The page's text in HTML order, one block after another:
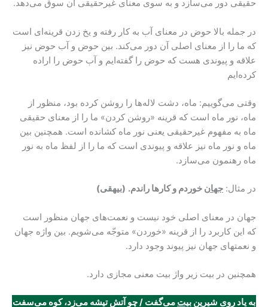
حقیقی دور می‌سازد و به سوی معنای غیرحقیقی آن سوق می‌دهد.
در جمله بالا حوض در معنای آب به کار رفته و یخ زدن قرینه‌ای است
که ما را از معنای اصلی آن دور می‌کند. بین حوض و آب حوض نیز
علاقه و پیوندی هست که حوض را گفته‌ایم و آب حوض را اراده
کرده‌ایم
وقتی می‌گوییم: ماه، دشت لاله‌ها را روشن کرده بود، منظور از
ماه، نور ماه است که قرینه «روشن کردن» ما را از معنای حقیقی
ماه به مفهوم غیرحقیقی یعنی نور ماه کشانده است. همچنین بین
ماه و نور ماه نیز علاقه و پیوندی است که ما را از لفظ ماه به نور
ماه رهنمون می‌سازد.
در مثال: جهان خوردم و کارها راندم. (بیهقی)
جهان در معنای اصلی خود نیست و نعمت‌های جهان منظور است
که این کاربرد را از قرینه «خوردن» متوجّه می‌شویم. بین واژه جهان
و نعمتهای جهان نیز پیوند وجود دارد.
همچنین در بیت زیر واژ بیت معنی مجازی دارد.
به یاد روی شیرین بیت می‌گفت / چو آتش تیشه می‌زد، کوه می‌سفت